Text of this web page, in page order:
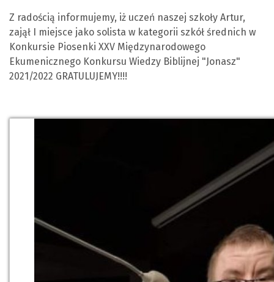
Z radością informujemy, iż uczeń naszej szkoły Artur,
zajął I miejsce jako solista w kategorii szkół średnich w
Konkursie Piosenki XXV Międzynarodowego
Ekumenicznego Konkursu Wiedzy Biblijnej "Jonasz"
2021/2022 GRATULUJEMY!!!!